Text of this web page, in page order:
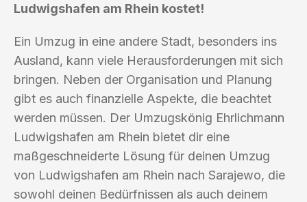
Ludwigshafen am Rhein kostet!
Ein Umzug in eine andere Stadt, besonders ins
Ausland, kann viele Herausforderungen mit sich
bringen. Neben der Organisation und Planung
gibt es auch finanzielle Aspekte, die beachtet
werden müssen. Der Umzugskönig Ehrlichmann
Ludwigshafen am Rhein bietet dir eine
maßgeschneiderte Lösung für deinen Umzug
von Ludwigshafen am Rhein nach Sarajewo, die
sowohl deinen Bedürfnissen als auch deinem